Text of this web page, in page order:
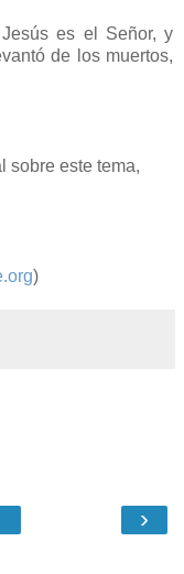
es el Señor, y
de los muertos,
sobre este tema,
)
›